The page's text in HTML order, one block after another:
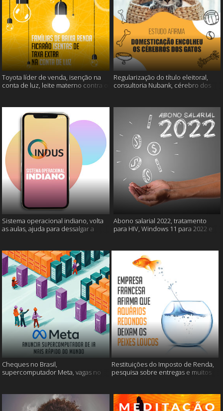
Toyota líder de venda, isenção na
conta de luz, leite materno contra o
Regularização do título eleitoral,
consultoria Nubank, cérebro dos
Sistema operacional indiano, volta
as aulas, ajuda para dessalgar a
Abono salarial 2022, tratamento
para HIV, Windows 11 para 2022 e
Cheques no Brasil,
supercomputador Meta, vagas no
Restituições do Imposto de Renda,
pesquisa sobre entregas e muitos